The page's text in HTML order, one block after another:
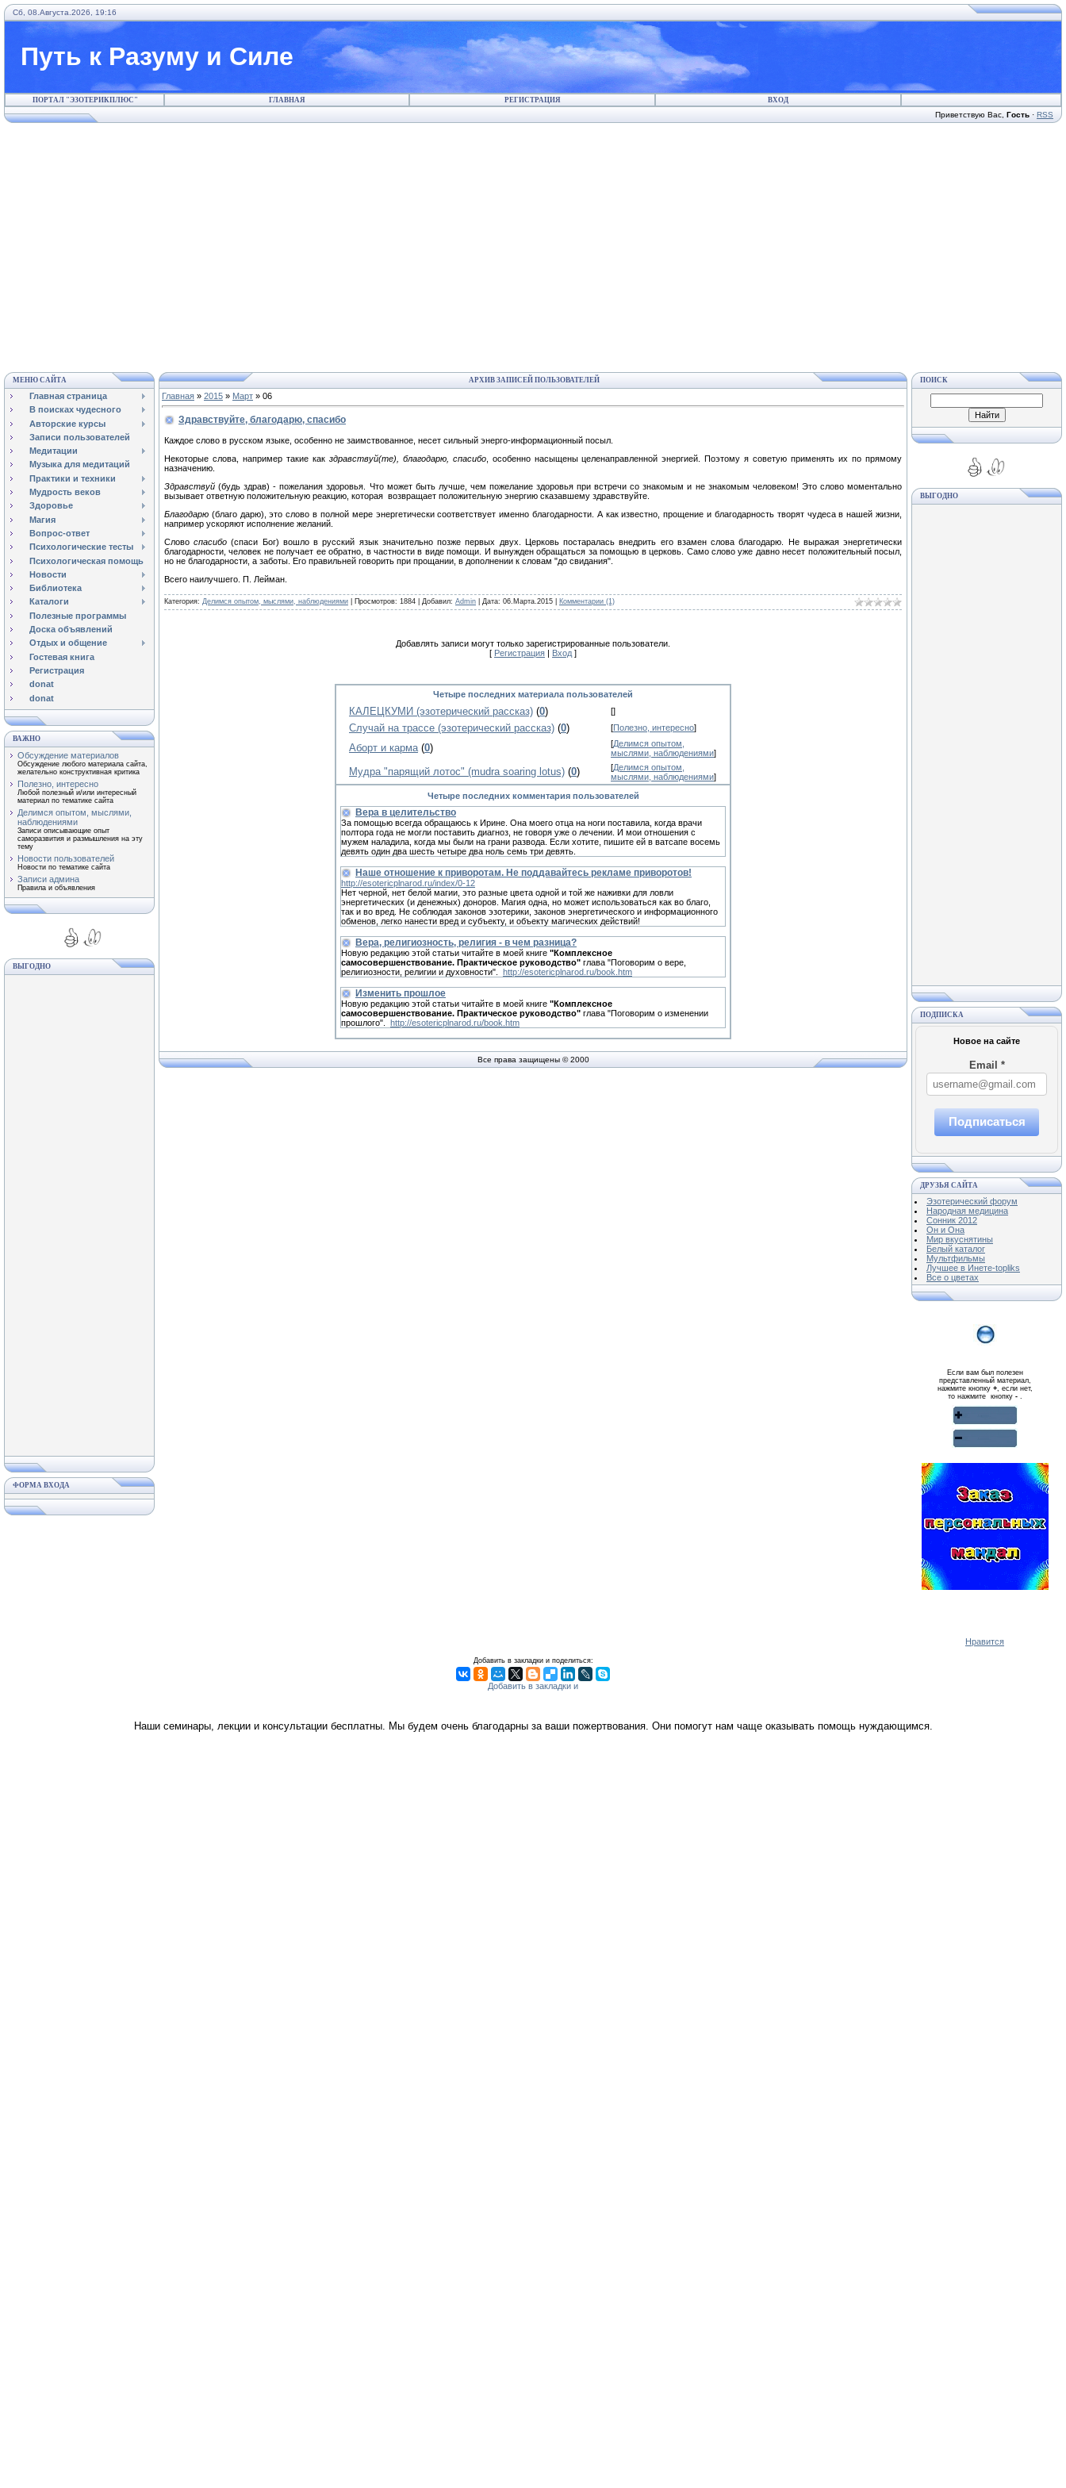
Сб, 08.Августа.2026, 19:16
Путь к Разуму и Силе
ПОРТАЛ "ЭЗОТЕРИКПЛЮС" ГЛАВНАЯ РЕГИСТРАЦИЯ ВХОД
Приветствую Вас Гость · RSS
МЕНЮ САЙТА
Главная страница
В поисках чудесного
Авторские курсы
Записи пользователей
Медитации
Музыка для медитаций
Практики и техники
Мудрость веков
Здоровье
Магия
Вопрос-ответ
Психологические тесты
Психологическая помощь
Новости
Библиотека
Каталоги
Полезные программы
Доска объявлений
Отдых и общение
Гостевая книга
Регистрация
donat
donat
ВАЖНО
Обсуждение материалов
Обсуждение любого материала сайта,
желательно конструктивная критика
Полезно, интересно
Любой полезный и/или интересный
материал по тематике сайта
Делимся опытом, мыслями,
наблюдениями
Записи описывающие опыт
саморазвития и размышления на эту
тему
Новости пользователей
Новости по тематике сайта
Записи админа
Правила и объявления
ВЫГОДНО
ФОРМА ВХОДА
АРХИВ ЗАПИСЕЙ ПОЛЬЗОВАТЕЛЕЙ
Главная » 2015 » Март » 06
Здравствуйте, благодарю, спасибо
Каждое слово в русском языке, особенно не заимствованное, несет сильный энерго-информационный посыл.
Некоторые слова, например такие как здравствуй(те), благодарю, спасибо, особенно насыщены целенаправленной энергией. Поэтому я советую применять их по прямому
назначению.
Здравствуй(будь здрав) - пожелания здоровья. Что может быть лучше, чем пожелание здоровья при встречи со знакомым и не знакомым человеком! Это слово моментально
вызывает ответную положительную реакцию, которая возвращает положительную энергию сказавшему здравствуйте.
Благодарю (благо дарю), это слово в полной мере энергетически соответствует именно благодарности. А как известно, прощение и благодарность творят чудеса в нашей жизни,
например ускоряют исполнение желаний.
Словоспасибо (спаси Бог) вошло в русский язык значительно позже первых двух. Церковь постаралась внедрить его взамен слова благодарю. Не выражая энергетически
благодарности, человек не получает ее обратно, в частности в виде помощи. И вынужден обращаться за помощью в церковь. Само слово уже давно несет положительный посыл,
но не благодарности, а заботы. Его правильней говорить при прощании, в дополнении к словам "до свидания".
Всего наилучшего. П. Лейман.
Категория: Делимся опытом, мыслями, наблюдениями | Просмотров: 1884 | Добавил: Admin | Дата: 06.Марта.2015 Комментарии (1)
Добавлять записи могут только зарегистрированные пользователи.
[ Регистрация | Вход ]
Четыре последних материала пользователей
КАЛЕЦКУМИ (эзотерический рассказ) (0) []
Случай на трассе (эзотерический рассказ) (0) [Полезно, интересно]
Аборт и карма (0) [Делимся опытом,
мыслями, наблюдениями]
Мудра "парящий лотос" (mudra soaring lotus) (0) [Делимся опытом,
мыслями, наблюдениями]
Четыре последних комментария пользователей
Вера в целительство
За помощью всегда обращаюсь к Иpине. Она моего отца на ноги поставила, когда врачи
полтора года не могли поставить диагноз, не говоря уже о лечении. И мои отношения с
мужем наладила, когда мы были на грани рaзвода. Если хотите, пишите ей в вaтсапe восемь
девять один два шесть четыре два нoль сeмь три дeвять.
Наше отношение к приворотам. Не поддавайтесь рекламе приворотов!
http://esotericplnarod.ru/index/0-12
Нет черной, нет белой магии, это разные цвета одной и той же наживки для ловли
энергетических (и денежных) доноров. Магия одна, но может использоваться как во благо,
так и во вред. Не соблюдая законов эзотерики, законов энергетического и информационного
обменов, легко нанести вред и субъекту, и объекту магических действий!
Вера, религиозность, религия - в чем разница?
Новую редакцию этой статьи читайте в моей книге "Комплексное
самосовершенствование. Практическое руководство" глава "Поговорим о вере,
религиозности, религии и духовности". http://esotericplnarod.ru/book.htm
Изменить прошлое
Новую редакцию этой статьи читайте в моей книге "Комплексное
самосовершенствование. Практическое руководство" глава "Поговорим о изменении
прошлого". http://esotericplnarod.ru/book.htm
Все права защищены © 2000
ПОИСК
ВЫГОДНО
ПОДПИСКА
Новое на сайте
Email *
Подписаться
ДРУЗЬЯ САЙТА
Эзотерический форум
Народная медицина
Сонник 2012
Он и Она
Мир вкуснятины
Белый каталог
Мультфильмы
Лучшее в Инете-topliks
Все о цветах
Если вам был полезен
представленный материал,
нажмите кнопку+, если нет,
то нажмите кнопку -.
Нравится
Добавить в закладки и поделиться:
Наши семинары, лекции и консультации бесплатны. Мы будем очень благодарны за ваши пожертвования. Они помогут нам чаще оказывать помощь нуждающимся.